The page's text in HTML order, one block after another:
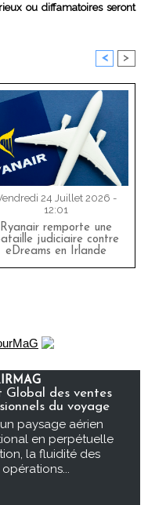
ou diffamatoires seront
< >
24 Juillet 2026 -
12:01
Ryanair remporte une
judiciaire contre
eDreams en Irlande
Global des ventes
du voyage
paysage aérien
en perpétuelle
la fluidité des
opérations...